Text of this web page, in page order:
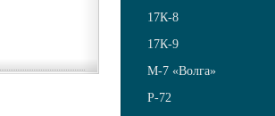
17К-8
17К-9
М-7 «Волга»
Р-72